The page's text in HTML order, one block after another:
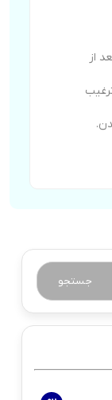
از
جستجو